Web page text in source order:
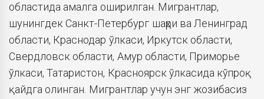
областида амалга оширилган. Мигрантлар,
шунингдек Санкт-Петербург шаҳри ва Ленинград
области, Краснодар ўлкаси, Иркутск области,
Свердловск области, Амур области, Приморье
ўлкаси, Татаристон, Красноярск ўлкасида кўпроқ
қайдга олинган. Мигрантлар учун энг жозибасиз